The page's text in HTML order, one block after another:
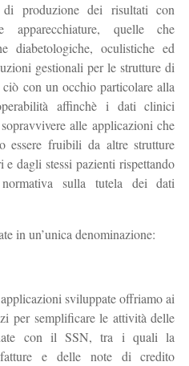
di produzione dei risultati con
apparecchiature, quelle che
diabetologiche, oculistiche ed
gestionali per le strutture di
con un occhio particolare alla
affinchè i dati clinici
alle applicazioni che
essere fruibili da altre strutture
dagli stessi pazienti rispettando
sulla tutela dei dati
in un’unica denominazione:
sviluppate offriamo ai
per semplificare le attività delle
con il SSN, tra i quali la
e delle note di credito